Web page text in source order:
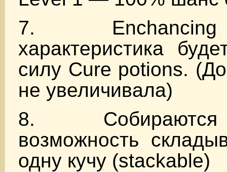
7.
характеристика
силу Cure potions. (До
не увеличивала)
8.
возможность
одну кучу (stackable)